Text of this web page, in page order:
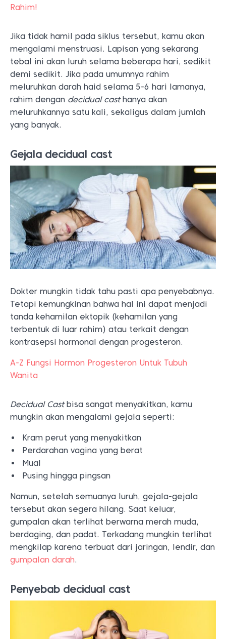
Rahim!
Jika tidak hamil pada siklus tersebut, kamu akan
mengalami menstruasi. Lapisan yang sekarang
tebal ini akan luruh selama beberapa hari, sedikit
demi sedikit. Jika pada umumnya rahim
meluruhkan darah haid selama 5-6 hari lamanya,
rahim dengan decidual casthanya akan
meluruhkannya satu kali, sekaligus dalam jumlah
yang banyak.
Gejala decidual cast
Dokter mungkin tidak tahu pasti apa penyebabnya.
Tetapi kemungkinan bahwa hal ini dapat menjadi
tanda kehamilan ektopik (kehamilan yang
terbentuk di luar rahim) atau terkait dengan
kontrasepsi hormonal dengan progesteron.
A-Z Fungsi Hormon Progesteron Untuk Tubuh
Wanita
Decidual Castbisa sangat menyakitkan, kamu
mungkin akan mengalami gejala seperti:
Kram perut yang menyakitkan
Perdarahan vagina yang berat
Mual
Pusing hingga pingsan
Namun, setelah semuanya luruh, gejala-gejala
tersebut akan segera hilang. Saat keluar,
gumpalan akan terlihat berwarna merah muda,
berdaging, dan padat. Terkadang mungkin terlihat
mengkilap karena terbuat dari jaringan, lendir, dan
gumpalan darah.
Penyebab decidual cast